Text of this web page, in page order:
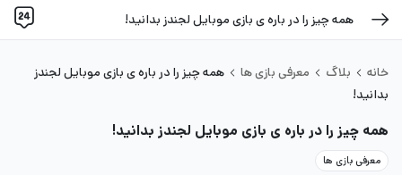
همه چیز را در باره ی بازی موبایل لجندز بدانید!
خانه بلاگ معرفی بازی ها
همه چیز را در باره ی بازی موبایل لجندز
بدانید!
همه چیز را در باره ی بازی موبایل لجندز بدانید!
معرفی بازی ها